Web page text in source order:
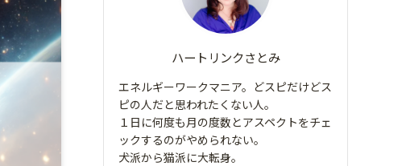
ハートリンクさとみ
エネルギーワークマニア。どスピだけどス
ピの人だと思われたくない人。
１日に何度も月の度数とアスペクトをチェ
ックするのがやめられない。
犬派から猫派に大転身。